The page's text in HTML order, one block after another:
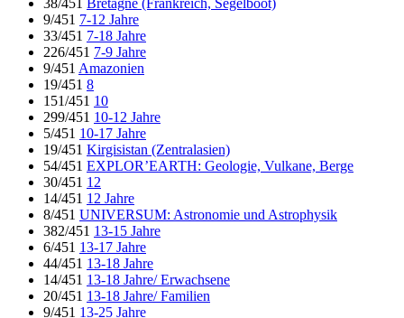
9/451 7-12 Jahre
33/451 7-18 Jahre
226/451 7-9 Jahre
9/451 Amazonien
19/451 8
151/451 10
299/451 10-12 Jahre
5/451 10-17 Jahre
19/451 Kirgisistan (Zentralasien)
54/451 EXPLOR’EARTH: Geologie, Vulkane, Berge
30/451 12
14/451 12 Jahre
8/451 UNIVERSUM: Astronomie und Astrophysik
382/451 13-15 Jahre
6/451 13-17 Jahre
44/451 13-18 Jahre
14/451 13-18 Jahre/ Erwachsene
20/451 13-18 Jahre/ Familien
9/451 13-25 Jahre